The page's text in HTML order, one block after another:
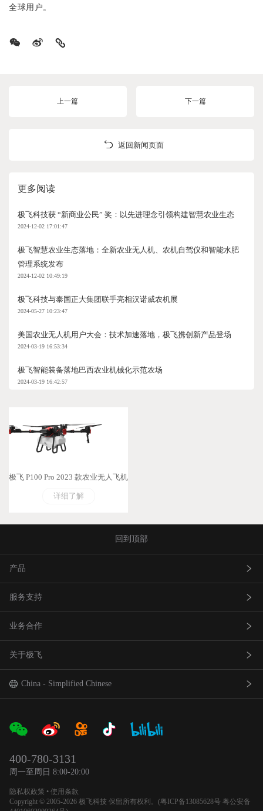
全球用户。
上一篇 下一篇
返回新闻页面
更多阅读
极飞科技获 “新商业公民” 奖：以先进理念引领构建智慧农业生态
2024-12-02 17:01:47
极飞智慧农业生态落地：全新农业无人机、农机自驾仪和智能水肥
管理系统发布
2024-12-02 10:49:19
极飞科技与泰国正大集团联手亮相汉诺威农机展
2024-05-27 10:23:47
美国农业无人机用户大会：技术加速落地，极飞携创新产品登场
2024-03-19 16:53:34
极飞智能装备落地巴西农业机械化示范农场
2024-03-19 16:42:57
极飞 P100 Pro 2023 款农业无人飞机
详细了解
回到顶部
产品
农业无人飞机
农业无人车
农机自驾仪
巡田无人飞机
农业机器人
服务支持
极飞服务
极飞学园
证书查询
业务合作
查找网点(资质验证）
成为渠道合作伙伴
关于极飞
我是极⻜
官方活动
加入我们
China - Simplified Chinese
日本 - 日本語
400-780-3131
周一至周日 8:00-20:00
隐私权政策 • 使用条款
Copyright © 2005-2026 极飞科技 保留所有权利。(粤ICP备13085628号 粤公安备